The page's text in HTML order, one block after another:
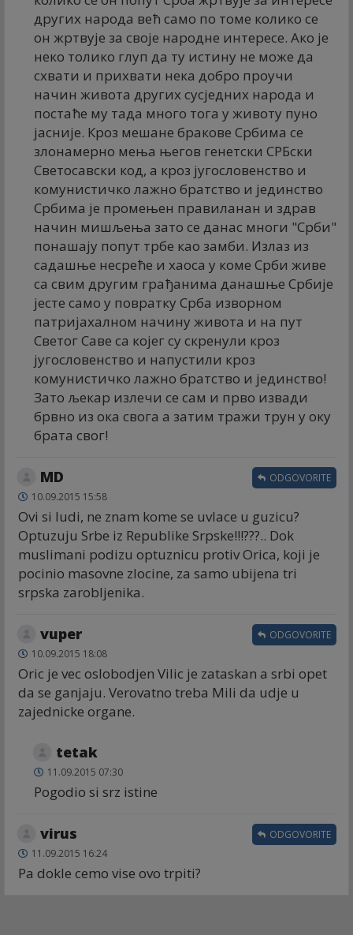
других народа већ само по томе колико се
он жртвује за своје народне интересе. Ако је
неко толико глуп да ту истину не може да
схвати и прихвати нека добро проучи
начин живота других сусједних народа и
постаће му тада много тога у животу пуно
јасније. Кроз мешане бракове Србима се
злонамерно мења његов генетски СРБски
Светосавски код, а кроз југословенство и
комунистичко лажно братство и јединство
Србима је промењен правиланан и здрав
начин мишљења зато се данас многи "Срби"
понашају попут трбе као замби. Излаз из
садашње несреће и хаоса у коме Срби живе
са свим другим грађанима данашње Србије
јесте само у повратку Срба изворном
патријахалном начину живота и на пут
Светог Саве са којег су скренули кроз
југословенство и напустили кроз
комунистичко лажно братство и јединство!
Зато љекар излечи се сам и прво извади
брвно из ока свога а затим тражи трун у оку
брата свог!
MD
10.09.2015 15:58
Ovi si ludi, ne znam kome se uvlace u guzicu?
Optuzuju Srbe iz Republike Srpske!!!???.. Dok
muslimani podizu optuznicu protiv Orica, koji je
pocinio masovne zlocine, za samo ubijena tri
srpska zarobljenika.
ODGOVORITE
vuper
10.09.2015 18:08
Oric je vec oslobodjen Vilic je zataskan a srbi opet
da se ganjaju. Verovatno treba Mili da udje u
zajednicke organe.
ODGOVORITE
tetak
11.09.2015 07:30
Pogodio si srz istine
virus
11.09.2015 16:24
Pa dokle cemo vise ovo trpiti?
ODGOVORITE